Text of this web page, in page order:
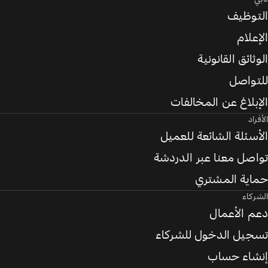
التوظيف
الإعلام
الوثائق القانونية
للتواصل
الإبلاغ عن المخالفات
الأفراد
الأسئلة الشائعة للعميل
تواصل معنا عبر الدردشة
حماية المشتري
الشركاء
دعم الأعمال
تسجيل الدخول للشركاء
إنشاء حساب